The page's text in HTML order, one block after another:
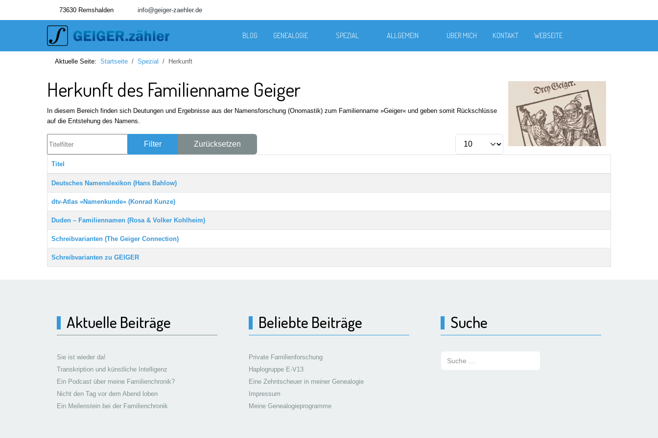
73630 Remshalden info@geiger-zaehler.de
BLOG GENEALOGIE SPEZIAL ALLGEMEIN ÜBER MICH KONTAKT WEBSEITE
Aktuelle Seite: Startseite Spezial Herkunft
Herkunft des Familienname Geiger
In diesem Bereich finden sich Deutungen und Ergebnisse aus der Namensforschung (Onomastik) zum Familienname »Geiger« und geben somit Rückschlüsse
auf die Entstehung des Namens.
Filter Zurücksetzen
Titel
Deutsches Namenslexikon (Hans Bahlow)
dtv-Atlas »Namenkunde« (Konrad Kunze)
Duden – Familiennamen (Rosa & Volker Kohlheim)
Schreibvarianten (The Geiger Connection)
Schreibvarianten zu GEIGER
Aktuelle Beiträge
Sie ist wieder da!
Transkription und künstliche Intelligenz
Ein Podcast über meine Familienchronik?
Nicht den Tag vor dem Abend loben
Ein Meilenstein bei der Familienchronik
Beliebte Beiträge
Private Familienforschung
Haplogruppe E-V13
Eine Zehntscheuer in meiner Genealogie
Impressum
Meine Genealogieprogramme
Suche